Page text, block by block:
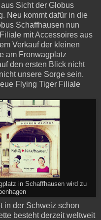
Sicht der Globus
Neu kommt dafür in die
Schaffhausen nun
Filiale mit Accessoires aus
Verkauf der kleinen
am Fronwagplatz
den ersten Blick nicht
unsere Sorge sein.
Flying Tiger Filiale
in Schaffhausen wird zu
in der Schweiz schon
besteht derzeit weltweit